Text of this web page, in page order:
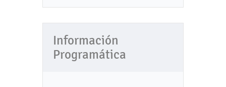
Información
Programática